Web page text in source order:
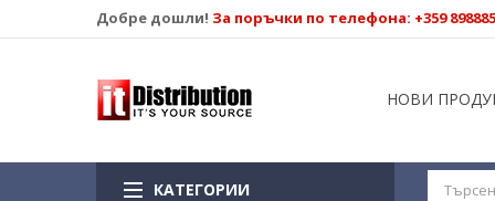
Добре дошли! За поръчки по телефона: +359
НОВИ
КАТЕГОРИИ